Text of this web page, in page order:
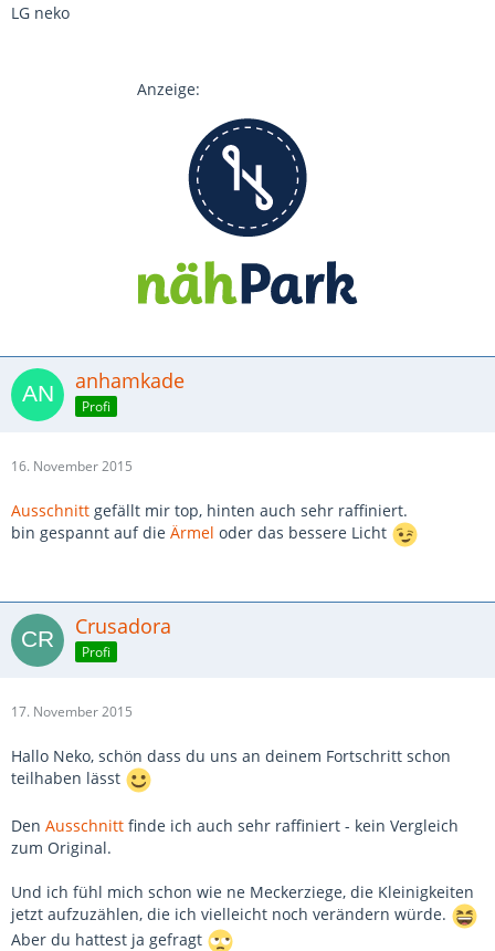
LG neko
Anzeige:
anhamkade
Profi
16. November 2015
Ausschnitt gefällt mir top, hinten auch sehr raffiniert.
bin gespannt auf die Ärmel oder das bessere Licht
Crusadora
Profi
17. November 2015
Hallo Neko, schön dass du uns an deinem Fortschritt schon
teilhaben lässt
Den Ausschnitt finde ich auch sehr raffiniert - kein Vergleich
zum Original.
Und ich fühl mich schon wie ne Meckerziege, die Kleinigkeiten
jetzt aufzuzählen, die ich vielleicht noch verändern würde.
Aber du hattest ja gefragt